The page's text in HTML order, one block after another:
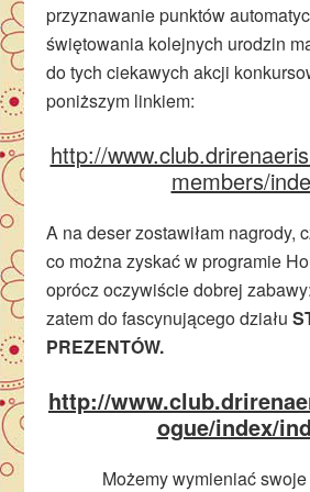
przyznawanie punktów
świętowania kolejnych urodzin
do tych ciekawych akcji
poniższym linkiem:
http://
members/
A na deser zostawiłam nagrody,
co można zyskać w programie
oprócz oczywiście dobrej
zatem do fascynującego działu
PREZENTÓW.
http://
ogue/index/
Możemy wymieniać